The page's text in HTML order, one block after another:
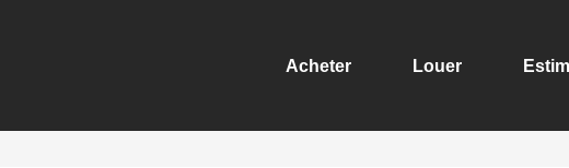
Acheter Louer